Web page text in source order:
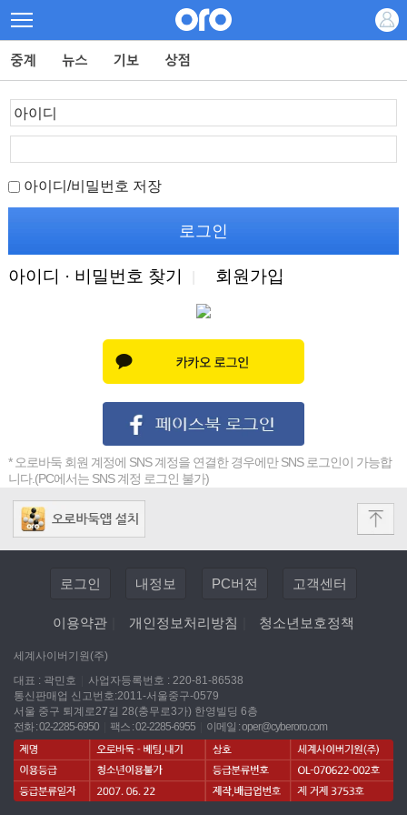
아이디/비밀번호 저장
아이디 · 비밀번호 찾기 회원가입
* 오로바둑 회원 계정에 SNS 계정을 연결한 경우에만 SNS 로그인이 가능합
니다.(PC에서는 SNS 계정 로그인 불가)
로그인 내정보 PC버전 고객센터
이용약관 개인정보처리방침 청소년보호정책
세계사이버기원(주)
대표 : 곽민호
사업자등록번호 : 220-81-86538
통신판매업 신고번호:2011-서울중구-0579
서울 중구 퇴계로27길 28(충무로3가) 한영빌딩 6층
전화 : 02-2285-6950
팩스 : 02-2285-6955 이메일 :oper@cyberoro.com